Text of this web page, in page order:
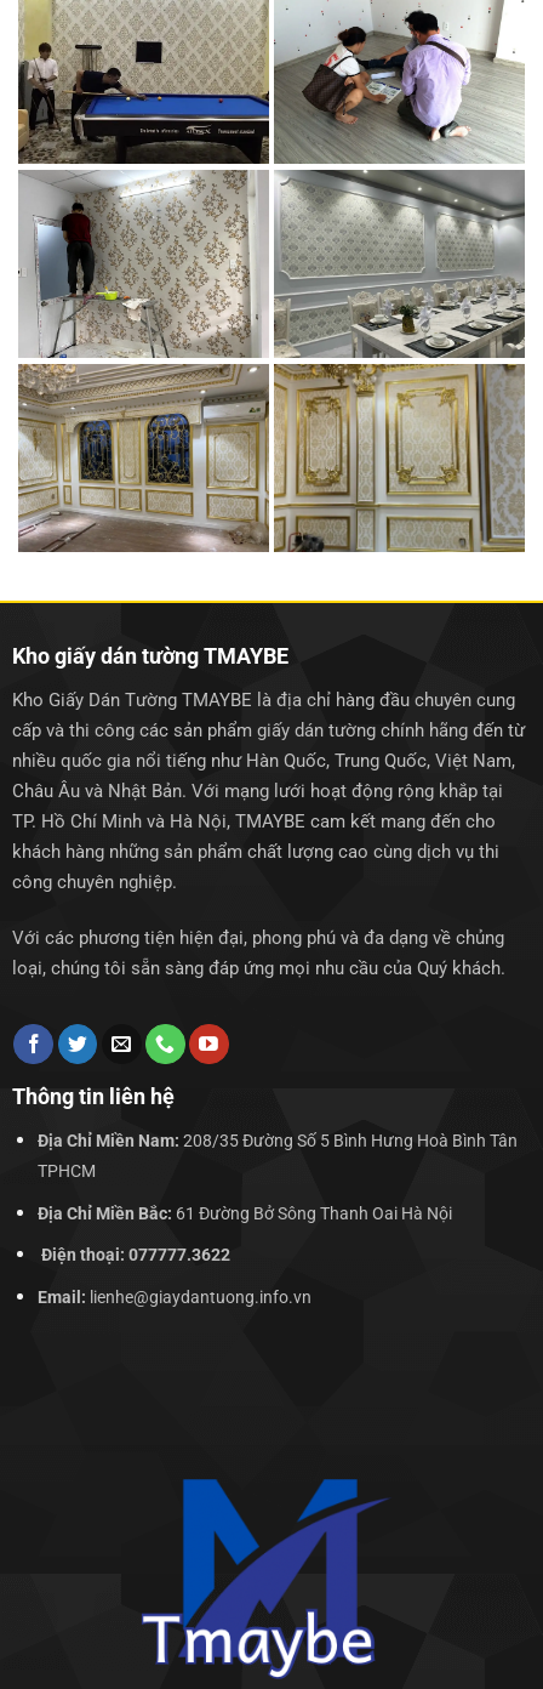
Kho giấy dán tường TMAYBE
Kho Giấy Dán Tường TMAYBE là địa chỉ hàng đầu chuyên cung
cấp và thi công các sản phẩm giấy dán tường chính hãng đến từ
nhiều quốc gia nổi tiếng như Hàn Quốc, Trung Quốc, Việt Nam,
Châu Âu và Nhật Bản. Với mạng lưới hoạt động rộng khắp tại
TP. Hồ Chí Minh và Hà Nội, TMAYBE cam kết mang đến cho
khách hàng những sản phẩm chất lượng cao cùng dịch vụ thi
công chuyên nghiệp.
Với các phương tiện hiện đại, phong phú và đa dạng về chủng
loại, chúng tôi sẵn sàng đáp ứng mọi nhu cầu của Quý khách.
Thông tin liên hệ
Địa Chỉ Miền Nam: 208/35 Đường Số 5 Bình Hưng Hoà Bình Tân
TPHCM
Địa Chỉ Miền Bắc: 61 Đường Bở Sông Thanh Oai Hà Nội
Điện thoại: 077777.3622
Email: lienhe@giaydantuong.info.vn